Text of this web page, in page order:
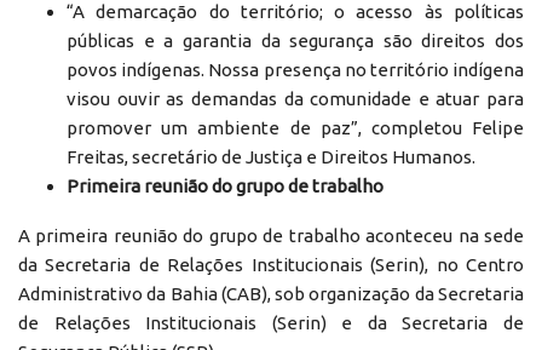
“A demarcação do território; o acesso às políticas
públicas e a garantia da segurança são direitos dos
povos indígenas. Nossa presença no território indígena
visou ouvir as demandas da comunidade e atuar para
promover um ambiente de paz”, completou Felipe
Freitas, secretário de Justiça e Direitos Humanos.
Primeira reunião do grupo de trabalho
A primeira reunião do grupo de trabalho aconteceu na sede
da Secretaria de Relações Institucionais (Serin), no Centro
Administrativo da Bahia (CAB), sob organização da Secretaria
de Relações Institucionais (Serin) e da Secretaria de